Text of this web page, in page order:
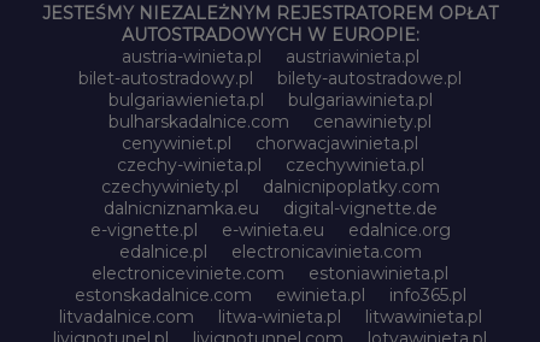
JESTEŚMY NIEZALEŻNYM REJESTRATOREM OPŁAT
AUTOSTRADOWYCH W EUROPIE:
austria-winieta.pl
austriawinieta.pl
bilet-autostradowy.pl
bilety-autostradowe.pl
bulgariawienieta.pl
bulgariawinieta.pl
bulharskadalnice.com
cenawiniety.pl
cenywiniet.pl
chorwacjawinieta.pl
czechy-winieta.pl
czechywinieta.pl
czechywiniety.pl
dalnicnipoplatky.com
dalnicniznamka.eu
digital-vignette.de
e-vignette.pl
e-winieta.eu
edalnice.org
edalnice.pl
electronicavinieta.com
electroniceviniete.com
estoniawinieta.pl
estonskadalnice.com
ewinieta.pl
info365.pl
litvadalnice.com
litwa-winieta.pl
litwawinieta.pl